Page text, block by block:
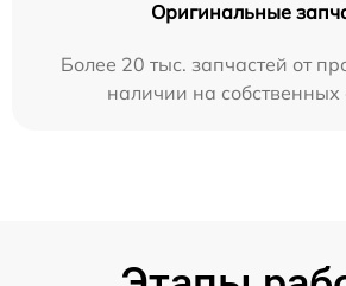
Оригинальные
Более 20 тыс. запчастей от
наличии на собственных